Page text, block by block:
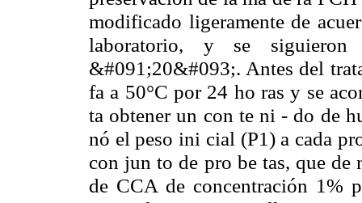
modificado ligeramente de
laboratorio, y se
&#091;20&#093;. Antes del
fa a 50°C por 24 ho ras y se
ta obtener un con te ni - do de
nó el peso ini cial (P1) a cada
con jun to de pro be tas, que
de CCA de concentración 1%